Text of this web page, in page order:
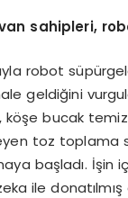
sahipleri,
robot
geldiğini
bucak
toz toplama
başladı. İşin
ile donatılmış